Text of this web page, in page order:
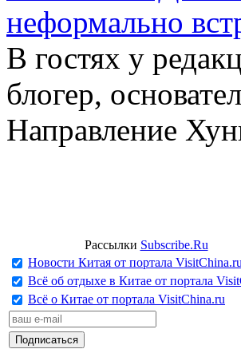
неформально
В гостях у
блогер,
Направление
Рассылки Subscribe.Ru
Новости Китая от портала VisitChina.ru
Всё об отдыхе в Китае от портала
Всё о Китае от портала VisitChina.ru